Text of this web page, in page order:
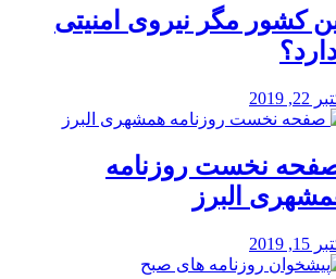
کشور مگر نیروی امنیتی
22, 2019
نخست روزنامه‌
البرز
15, 2019